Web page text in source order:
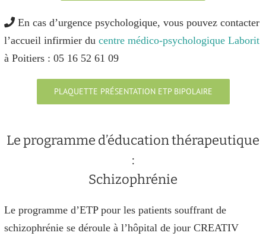
En cas d’urgence psychologique, vous pouvez contacter
l’accueil infirmier du centre médico-psychologique Laborit
à Poitiers : 05 16 52 61 09
PLAQUETTE PRÉSENTATION ETP BIPOLAIRE
Le programme d’éducation thérapeutique
:
Schizophrénie
Le programme d’ETP pour les patients souffrant de
schizophrénie se déroule à l’hôpital de jour CREATIV